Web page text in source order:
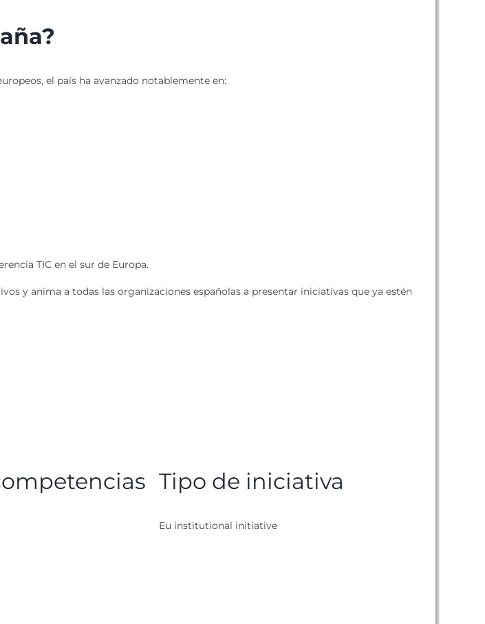
el país ha avanzado notablemente en:
TIC en el sur de Europa.
y anima a todas las organizaciones españolas a presentar iniciativas que ya estén
Tipo de iniciativa
Eu institutional initiative